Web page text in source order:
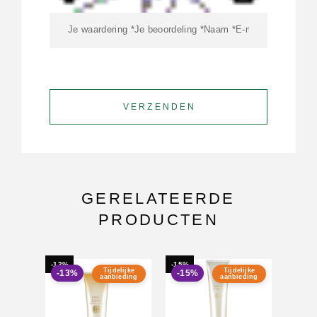
GERELATEERDE
PRODUCTEN
-13%
Tijdelijke
aanbieding
-13%
-15%
Tijdelijke
aanbieding
-15%